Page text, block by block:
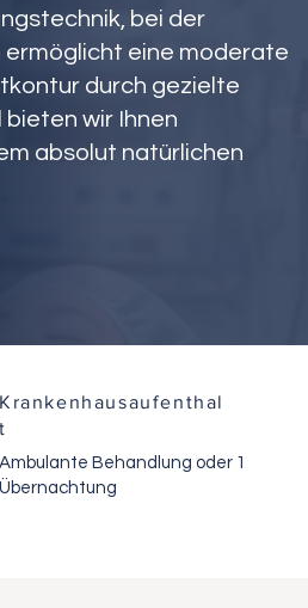
bei der
eine moderate
durch gezielte
wir Ihnen
absolut natürlichen
Krankenhausaufenthal
t
Ambulante Behandlung oder 1
Übernachtung